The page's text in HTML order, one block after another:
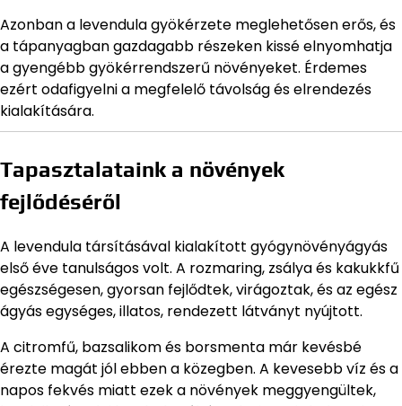
Azonban a levendula gyökérzete meglehetősen erős, és
a tápanyagban gazdagabb részeken kissé elnyomhatja
a gyengébb gyökérrendszerű növényeket. Érdemes
ezért odafigyelni a megfelelő távolság és elrendezés
kialakítására.
Tapasztalataink a növények
fejlődéséről
A levendula társításával kialakított gyógynövényágyás
első éve tanulságos volt. A rozmaring, zsálya és kakukkfű
egészségesen, gyorsan fejlődtek, virágoztak, és az egész
ágyás egységes, illatos, rendezett látványt nyújtott.
A citromfű, bazsalikom és borsmenta már kevésbé
érezte magát jól ebben a közegben. A kevesebb víz és a
napos fekvés miatt ezek a növények meggyengültek,